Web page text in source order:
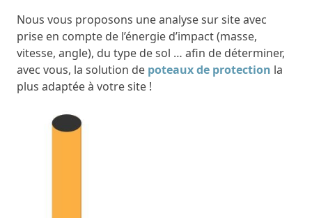
Nous vous proposons une analyse sur site avec
prise en compte de l’énergie d’impact (masse,
vitesse, angle), du type de sol … afin de déterminer,
avec vous, la solution de poteaux de protection la
plus adaptée à votre site !